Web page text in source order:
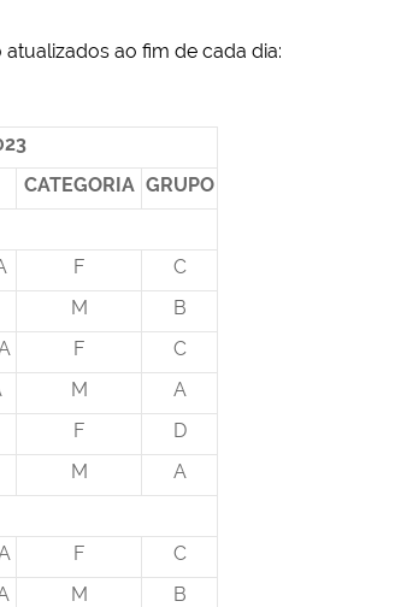
ao fim de cada dia:
CATEGORIA GRUPO
F
C
M
B
F
C
M
A
F
D
M
A
F
C
M
B